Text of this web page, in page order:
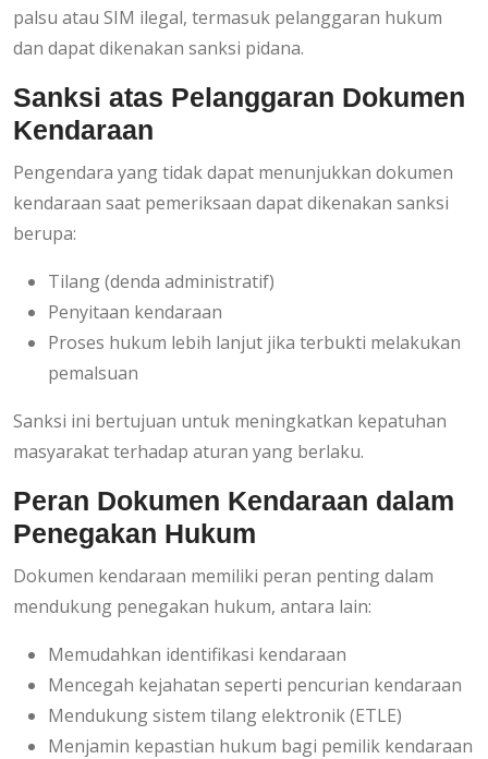
palsu atau SIM ilegal, termasuk pelanggaran hukum
dan dapat dikenakan sanksi pidana.
Sanksi atas Pelanggaran Dokumen
Kendaraan
Pengendara yang tidak dapat menunjukkan dokumen
kendaraan saat pemeriksaan dapat dikenakan sanksi
berupa:
Tilang (denda administratif)
Penyitaan kendaraan
Proses hukum lebih lanjut jika terbukti melakukan
pemalsuan
Sanksi ini bertujuan untuk meningkatkan kepatuhan
masyarakat terhadap aturan yang berlaku.
Peran Dokumen Kendaraan dalam
Penegakan Hukum
Dokumen kendaraan memiliki peran penting dalam
mendukung penegakan hukum, antara lain:
Memudahkan identifikasi kendaraan
Mencegah kejahatan seperti pencurian kendaraan
Mendukung sistem tilang elektronik (ETLE)
Menjamin kepastian hukum bagi pemilik kendaraan